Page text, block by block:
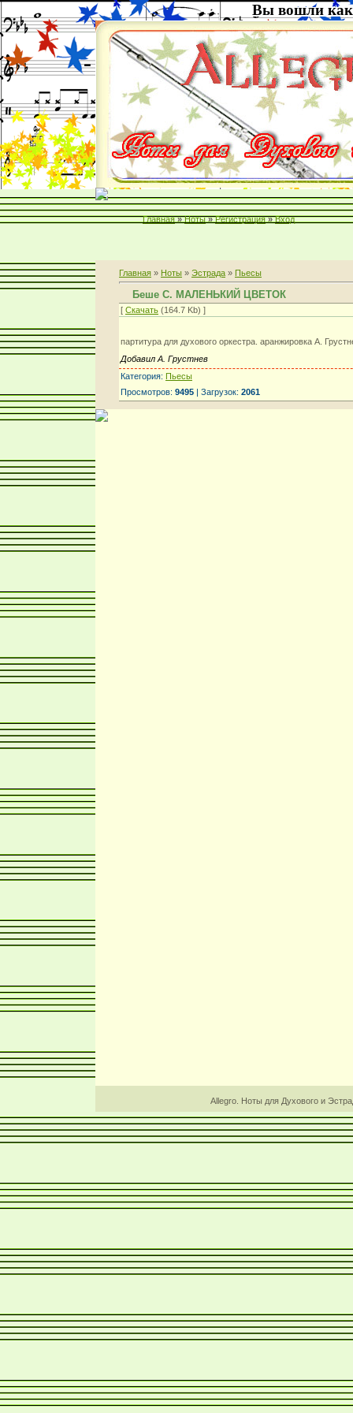
Вы вошли как
Главная » Ноты » Регистрация » Вход
Главная » Ноты » Эстрада » Пьесы
Беше С. МАЛЕНЬКИЙ ЦВЕТОК
[ Скачать (164.7 Kb) ]
партитура для духового оркестра. аранжировка А.
Добавил А. Грустнев
Категория: Пьесы
Просмотров: 9495 | Загрузок: 2061
Allegro. Ноты для Духового и